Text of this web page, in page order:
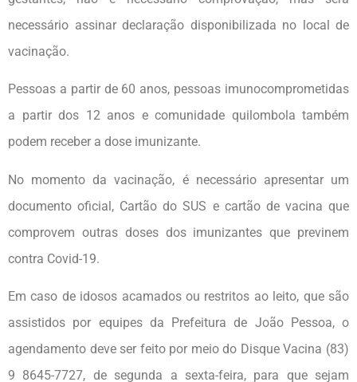
necessário assinar declaração disponibilizada no local de
vacinação.
Pessoas a partir de 60 anos, pessoas imunocomprometidas
a partir dos 12 anos e comunidade quilombola também
podem receber a dose imunizante.
No momento da vacinação, é necessário apresentar um
documento oficial, Cartão do SUS e cartão de vacina que
comprovem outras doses dos imunizantes que previnem
contra Covid-19.
Em caso de idosos acamados ou restritos ao leito, que são
assistidos por equipes da Prefeitura de João Pessoa, o
agendamento deve ser feito por meio do Disque Vacina (83)
9 8645-7727, de segunda a sexta-feira, para que sejam